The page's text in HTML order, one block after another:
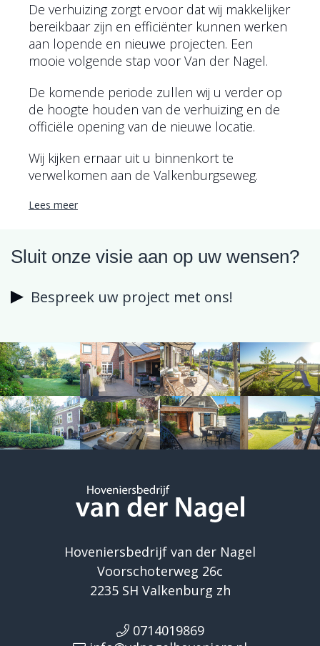
De verhuizing zorgt ervoor dat wij makkelijker
bereikbaar zijn en efficiënter kunnen werken
aan lopende en nieuwe projecten. Een
mooie volgende stap voor Van der Nagel.
De komende periode zullen wij u verder op
de hoogte houden van de verhuizing en de
officiële opening van de nieuwe locatie.
Wij kijken ernaar uit u binnenkort te
verwelkomen aan de Valkenburgseweg.
Lees meer
Sluit onze visie aan op uw wensen?
Bespreek uw project met ons!
Hoveniersbedrijf van der Nagel
Voorschoterweg 26c
2235 SH Valkenburg zh
0714019869